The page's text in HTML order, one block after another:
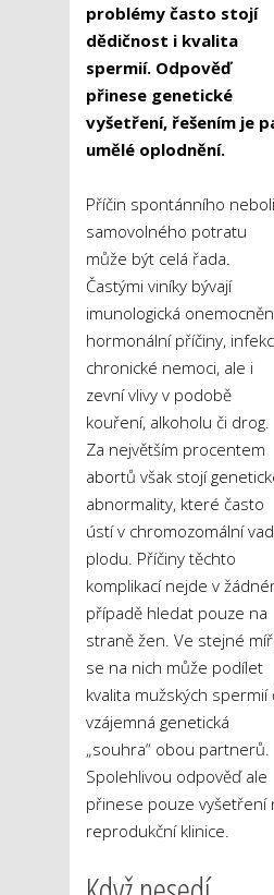
problémy často stojí
dědičnost i kvalita
spermií. Odpověď
přinese genetické
vyšetření, řešením je
umělé oplodnění.
Příčin spontánního neboli
samovolného potratu
může být celá řada.
Častými viníky bývají
imunologická
hormonální příčiny,
chronické nemoci, ale i
zevní vlivy v podobě
kouření, alkoholu či drog.
Za největším procentem
abortů však stojí
abnormality, které často
ústí v chromozomální
plodu. Příčiny těchto
komplikací nejde v
případě hledat pouze na
straně žen. Ve stejné
se na nich může podílet
kvalita mužských spermií
vzájemná genetická
„souhra“ obou partnerů.
Spolehlivou odpověď ale
přinese pouze vyšetření
reprodukční klinice.